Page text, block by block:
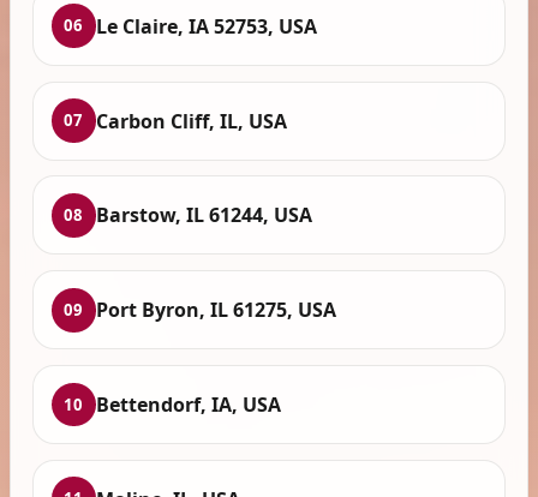
06 Le Claire, IA 52753, USA
07 Carbon Cliff, IL, USA
08 Barstow, IL 61244, USA
09 Port Byron, IL 61275, USA
10 Bettendorf, IA, USA